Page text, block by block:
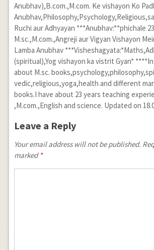
Anubhav),B.com.,M.com. Ke vishayon Ko
Ruchi aur Adhyayan ***Anubhav:**phichale
M.sc.,M.com.,Angreji aur Vigyan Vishayon
Lamba Anubhav
(spiritual),Yog vishayon ka vistrit Gyan*
about M.sc.
vedic,religious,yoga,health and different
books.I have about 23 years teaching
,M.com.,English and science. Updated on
Leave a Reply
Your email address will not be published.
marked *